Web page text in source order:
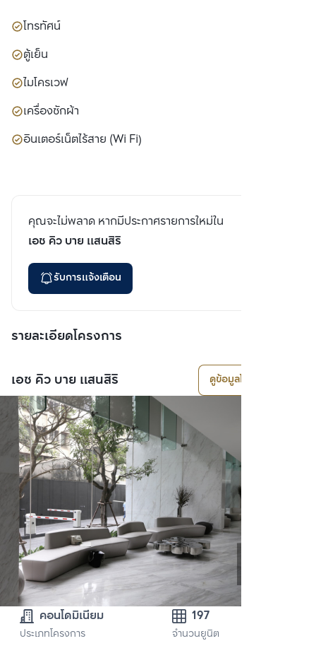
โทรทัศน์
ตู้เย็น
ไมโครเวฟ
เครื่องซักผ้า
อินเตอร์เน็ตไร้สาย (Wi Fi)
คุณจะไม่พลาด หากมีประกาศรายการใหม่ใน
เอช คิว บาย แสนสิริ
รับการแจ้งเตือน
รายละเอียดโครงการ
เอช คิว บาย แสนสิริ ดูข้อมูลโครงการ
คอนโดมิเนียม
ประเภทโครงการ
197
จำนวนยูนิต